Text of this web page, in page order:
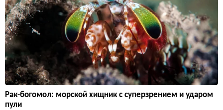
Рак-богомол: морской хищник с суперзрением и ударом
пули